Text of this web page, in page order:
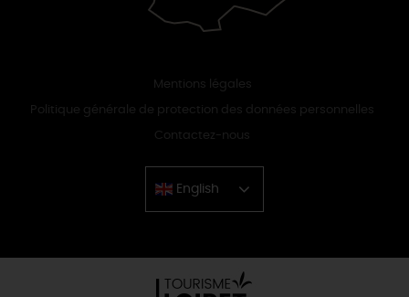
Mentions légales
Politique générale de protection des données personnelles
Contactez-nous
English
Chinese